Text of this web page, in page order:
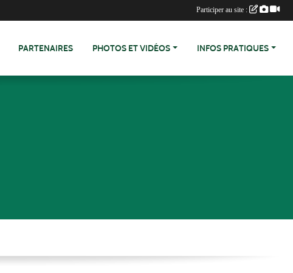
PARTENAIRES PHOTOS ET VIDÉOS INFOS PRATIQUES
Participer au site :